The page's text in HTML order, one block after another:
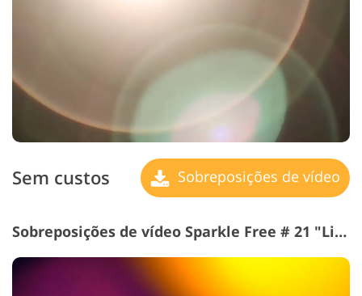
Sem custos Sobreposições de vídeo
Sobreposições de vídeo Sparkle Free # 21 "Light Leak"